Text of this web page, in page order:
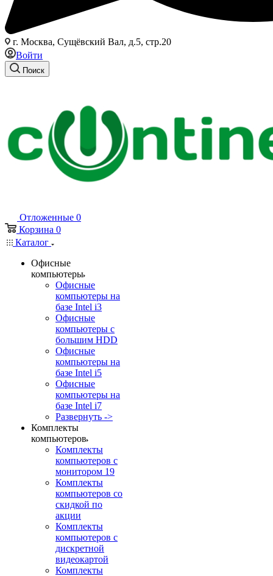
г. Москва, Сущёвский Вал, д.5, стр.20
Войти
Поиск
Отложенные 0
Корзина 0
Каталог
Офисные
компьютеры
Офисные
компьютеры на
базе Intel i3
Офисные
компьютеры с
большим HDD
Офисные
компьютеры на
базе Intel i5
Офисные
компьютеры на
базе Intel i7
Развернуть ->
Комплекты
компьютеров
Комплекты
компьютеров с
монитором 19
Комплекты
компьютеров со
скидкой по
акции
Комплекты
компьютеров с
дискретной
видеокартой
Комплекты